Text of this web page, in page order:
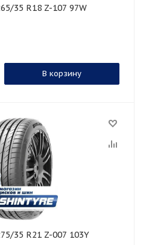
265/35 R18 Z-107 97W
В корзину
275/35 R21 Z-007 103Y